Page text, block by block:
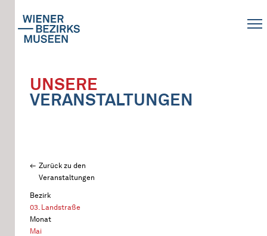
UNSERE
VERANSTALTUNGEN
Zurück zu den
Veranstaltungen
Bezirk
03. Landstraße
Monat
Mai